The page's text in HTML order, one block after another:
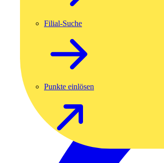
Filial-Suche
Punkte einlösen